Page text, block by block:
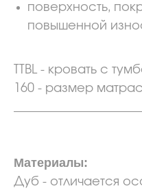
поверхность,
повышенной
TTBL - кровать с
160 - размер
Материалы:
Дуб - отличается